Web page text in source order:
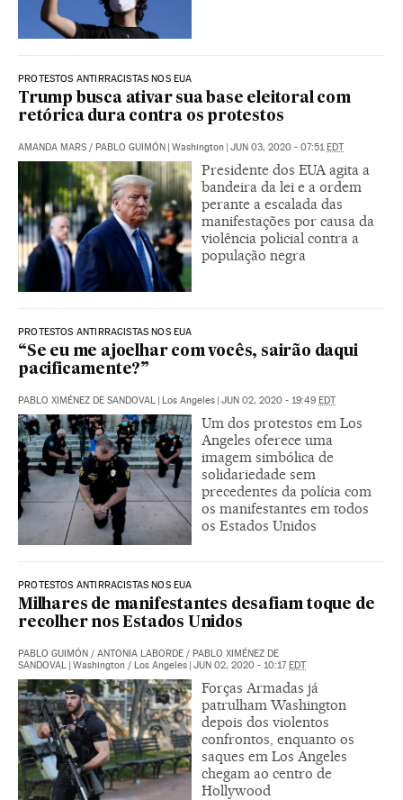
PROTESTOS ANTIRRACISTAS NOS EUA
Trump busca ativar sua base eleitoral com
retórica dura contra os protestos
AMANDA MARS / PABLO GUIMÓN | Washington | JUN 03, 2020 - 07:51EDT
Presidente dos EUA agita a
bandeira da lei e a ordem
perante a escalada das
manifestações por causa da
violência policial contra a
população negra
PROTESTOS ANTIRRACISTAS NOS EUA
“Se eu me ajoelhar com vocês, sairão daqui
pacificamente?”
PABLO XIMÉNEZ DE SANDOVAL | Los Angeles | JUN 02, 2020 - 19:49 EDT
Um dos protestos em Los
Angeles oferece uma
imagem simbólica de
solidariedade sem
precedentes da polícia com
os manifestantes em todos
os Estados Unidos
PROTESTOS ANTIRRACISTAS NOS EUA
Milhares de manifestantes desafiam toque de
recolher nos Estados Unidos
PABLO GUIMÓN / ANTONIA LABORDE / PABLO XIMÉNEZ DE
SANDOVAL | Washington / Los Angeles | JUN 02, 2020 - 10:17EDT
Forças Armadas já
patrulham Washington
depois dos violentos
confrontos, enquanto os
saques em Los Angeles
chegam ao centro de
Hollywood